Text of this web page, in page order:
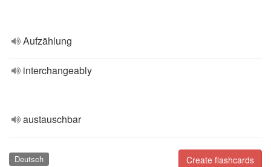
Aufzählung
interchangeably
austauschbar
Create flashcards
Deutsch